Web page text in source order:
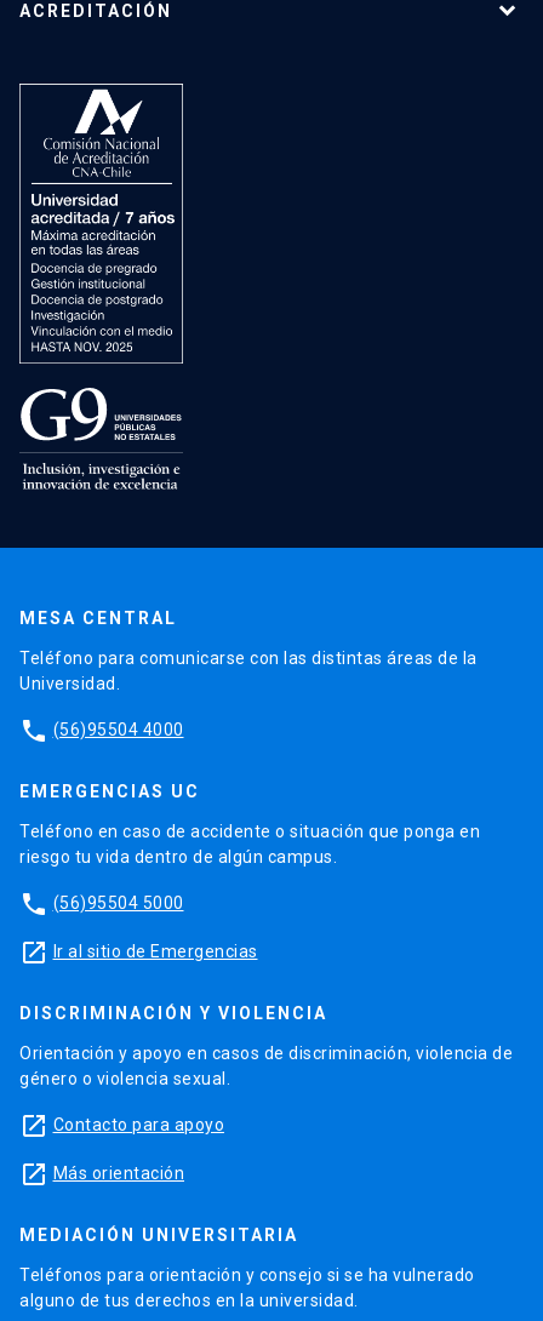
ACREDITACIÓN
MESA CENTRAL
Teléfono para comunicarse con las distintas áreas de la
Universidad.
phone (56)95504 4000
EMERGENCIAS UC
Teléfono en caso de accidente o situación que ponga en
riesgo tu vida dentro de algún campus.
phone (56)95504 5000
launch Ir al sitio de Emergencias
DISCRIMINACIÓN Y VIOLENCIA
Orientación y apoyo en casos de discriminación, violencia de
género o violencia sexual.
launch Contacto para apoyo
launch Más orientación
MEDIACIÓN UNIVERSITARIA
Teléfonos para orientación y consejo si se ha vulnerado
alguno de tus derechos en la universidad.